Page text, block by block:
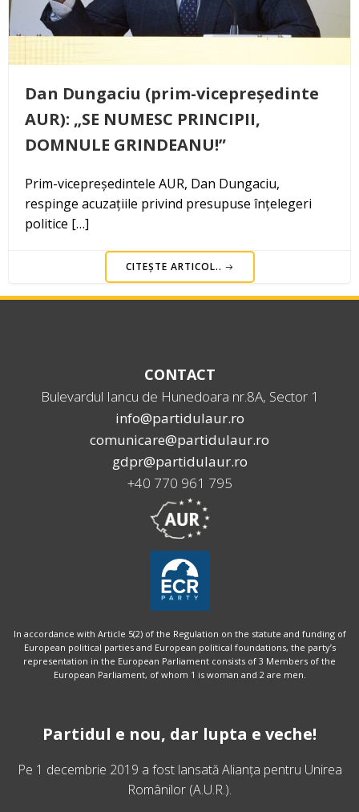
Dan Dungaciu (prim-vicepreședinte
AUR): „SE NUMESC PRINCIPII,
DOMNULE GRINDEANU!”
Prim-vicepreședintele AUR, Dan Dungaciu,
respinge acuzațiile privind presupuse înțelegeri
politice […]
CITEȘTE ARTICOL..
CONTACT
Bulevardul Iancu de Hunedoara nr.8A, Sector 1
info@partidulaur.ro
comunicare@partidulaur.ro
gdpr@partidulaur.ro
+40 770 961 795
In accordance with Article 5(2) of the Regulation on the statute and funding of
European political parties and European political foundations, the party’s
representation in the European Parliament consists of 3 Members of the
European Parliament, of whom 1 is woman and 2 are men.
Partidul e nou, dar lupta e veche!
Pe 1 decembrie 2019 a fost lansatăAlianța pentru Unirea
Românilor (A.U.R.).